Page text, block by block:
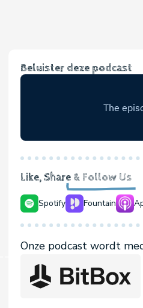
Beluister deze podcast
Like, Share & Follow Us
Spotify Fountain
Onze podcast wordt